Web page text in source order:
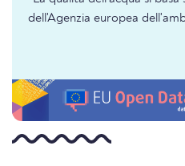
dell'Agenzia europea